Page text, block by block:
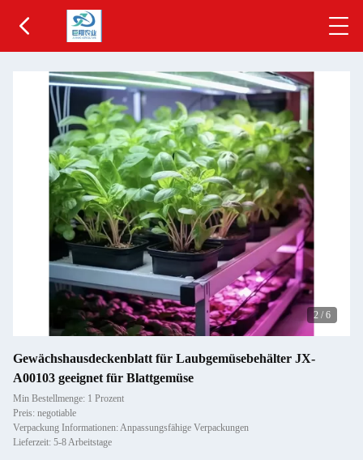
2 / 6
Gewächshausdeckenblatt für Laubgemüsebehälter JX-
A00103 geeignet für Blattgemüse
Min Bestellmenge: 1 Prozent
Preis: negotiable
Verpackung Informationen: Anpassungsfähige Verpackungen
Lieferzeit: 5-8 Arbeitstage